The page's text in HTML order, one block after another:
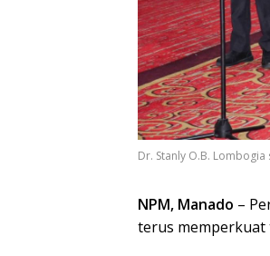
Dr. Stanly O.B.
NPM, Manado –
terus memperkuat